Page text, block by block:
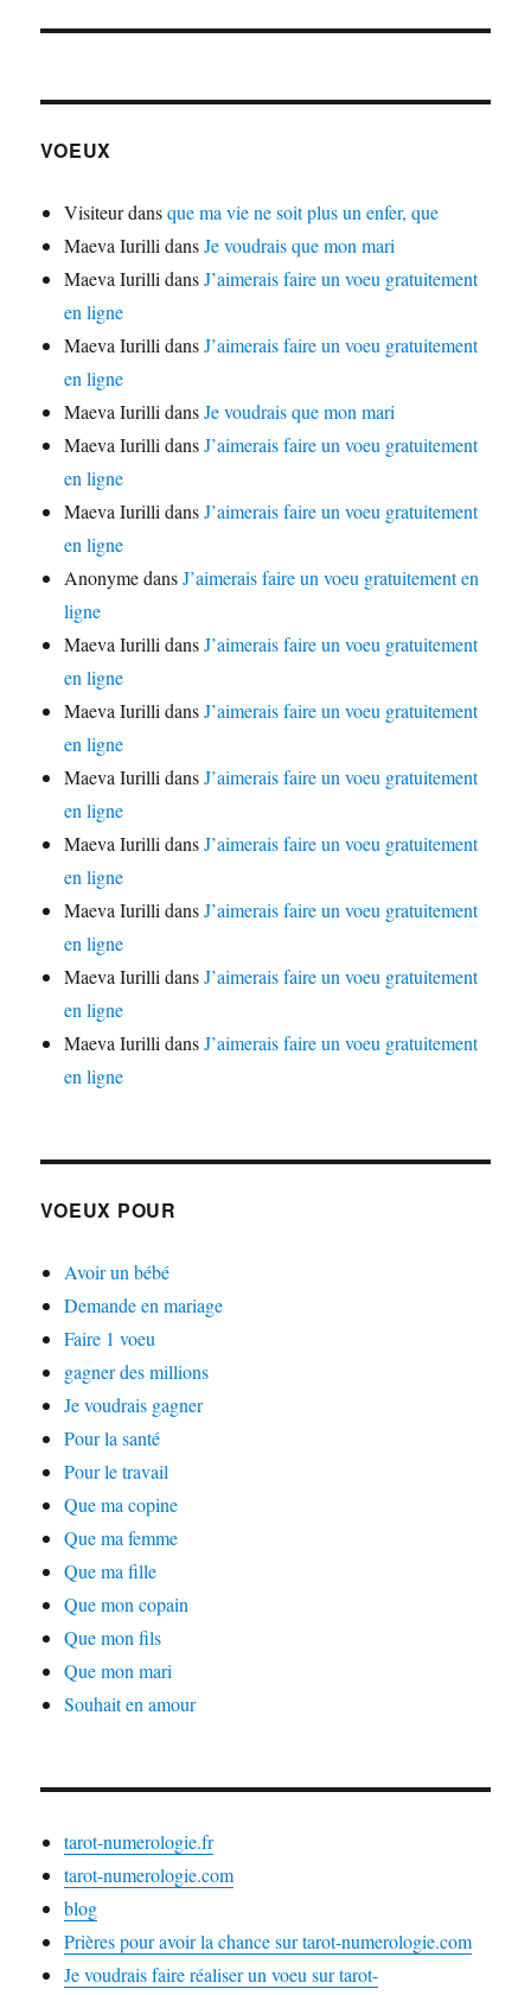
VOEUX
Visiteurdansque ma vie ne soit plus un enfer, que
Maeva Iurilli dansJe voudrais que mon mari
Maeva Iurilli dansJ’aimerais faire un voeu gratuitement
en ligne
Maeva Iurilli dansJ’aimerais faire un voeu gratuitement
en ligne
Maeva Iurilli dansJe voudrais que mon mari
Maeva Iurilli dansJ’aimerais faire un voeu gratuitement
en ligne
Maeva Iurilli dansJ’aimerais faire un voeu gratuitement
en ligne
AnonymedansJ’aimerais faire un voeu gratuitement en
ligne
Maeva Iurilli dansJ’aimerais faire un voeu gratuitement
en ligne
Maeva Iurilli dansJ’aimerais faire un voeu gratuitement
en ligne
Maeva Iurilli dansJ’aimerais faire un voeu gratuitement
en ligne
Maeva Iurilli dansJ’aimerais faire un voeu gratuitement
en ligne
Maeva Iurilli dansJ’aimerais faire un voeu gratuitement
en ligne
Maeva Iurilli dansJ’aimerais faire un voeu gratuitement
en ligne
Maeva Iurilli dansJ’aimerais faire un voeu gratuitement
en ligne
VOEUX POUR
Avoir un bébé
Demande en mariage
Faire 1 voeu
gagner des millions
Je voudrais gagner
Pour la santé
Pour le travail
Que ma copine
Que ma femme
Que ma fille
Que mon copain
Que mon fils
Que mon mari
Souhait en amour
tarot-numerologie.fr
tarot-numerologie.com
blog
Prières pour avoir la chance sur tarot-numerologie.com
Je voudrais faire réaliser un voeu sur tarot-